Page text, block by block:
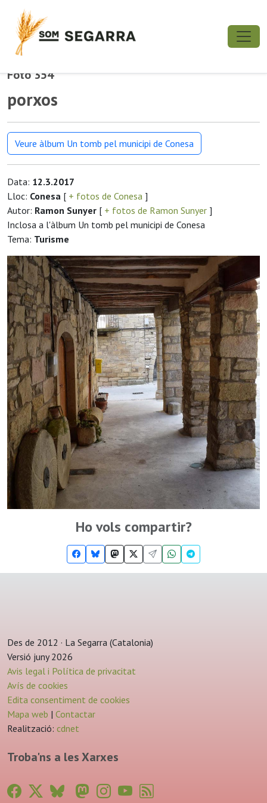
Foto 354
porxos
Veure àlbum Un tomb pel municipi de Conesa
Data: 12.3.2017
Lloc: Conesa [ + fotos de Conesa ]
Autor: Ramon Sunyer [ + fotos de Ramon Sunyer ]
Inclosa a l'àlbum Un tomb pel municipi de Conesa
Tema: Turisme
Ho vols compartir?
Des de 2012 · La Segarra (Catalonia)
Versió juny 2026
Avis legal i Política de privacitat
Avís de cookies
Edita consentiment de cookies
Mapa web | Contactar
Realització: cdnet
Troba'ns a les Xarxes